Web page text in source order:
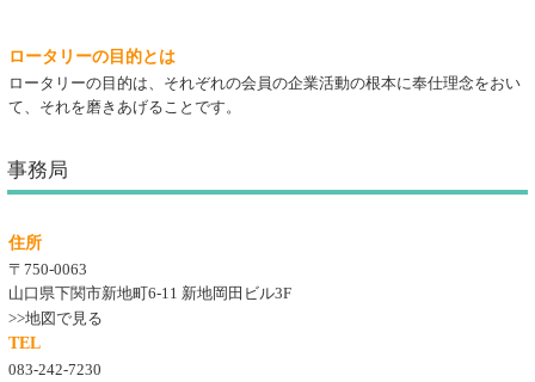
ロータリーの目的とは
ロータリーの目的は、それぞれの会員の企業活動の根本に奉仕理念をおい
て、それを磨きあげることです。
事務局
住所
〒750-0063
山口県下関市新地町6-11 新地岡田ビル3F
>>地図で見る
TEL
083-242-7230